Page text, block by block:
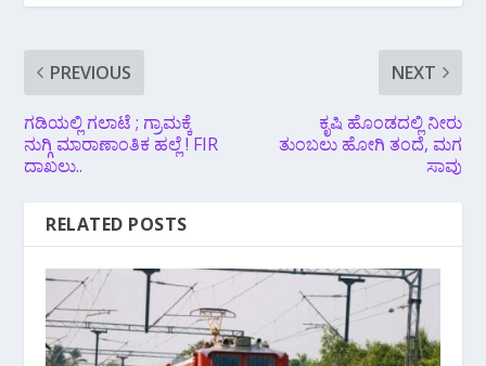
PREVIOUS
ಗಡಿಯಲ್ಲಿ ಗಲಾಟೆ ; ಗ್ರಾಮಕ್ಕೆ
ನುಗ್ಗಿ ಮಾರಾಣಾಂತಿಕ ಹಲ್ಲೆ ! FIR
ದಾಖಲು..
NEXT
ಕೃಷಿ ಹೊಂಡದಲ್ಲಿ ನೀರು
ತುಂಬಲು ಹೋಗಿ ತಂದೆ, ಮಗ
ಸಾವು
RELATED POSTS